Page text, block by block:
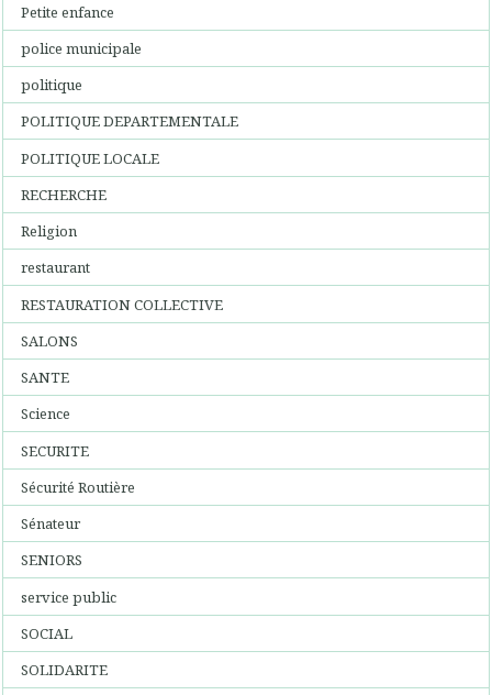
Petite enfance
police municipale
politique
POLITIQUE DEPARTEMENTALE
POLITIQUE LOCALE
RECHERCHE
Religion
restaurant
RESTAURATION COLLECTIVE
SALONS
SANTE
Science
SECURITE
Sécurité Routière
Sénateur
SENIORS
service public
SOCIAL
SOLIDARITE